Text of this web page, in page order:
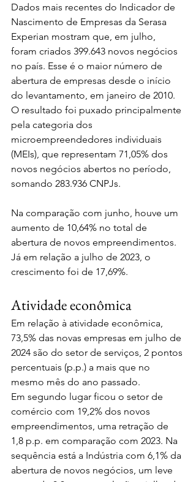
Dados mais recentes do Indicador de
Nascimento de Empresas da Serasa
Experian mostram que, em julho,
foram criados 399.643 novos negócios
no país. Esse é o maior número de
abertura de empresas desde o início
do levantamento, em janeiro de 2010.
O resultado foi puxado principalmente
pela categoria dos
microempreendedores individuais
(MEIs), que representam 71,05% dos
novos negócios abertos no período,
somando 283.936 CNPJs.
Na comparação com junho, houve um
aumento de 10,64% no total de
abertura de novos empreendimentos.
Já em relação a julho de 2023, o
crescimento foi de 17,69%.
Atividade econômica
Em relação à atividade econômica,
73,5% das novas empresas em julho de
2024 são do setor de serviços, 2 pontos
percentuais (p.p.) a mais que no
mesmo mês do ano passado.
Em segundo lugar ficou o setor de
comércio com 19,2% dos novos
empreendimentos, uma retração de
1,8 p.p. em comparação com 2023. Na
sequência está a Indústria com 6,1% da
abertura de novos negócios, um leve